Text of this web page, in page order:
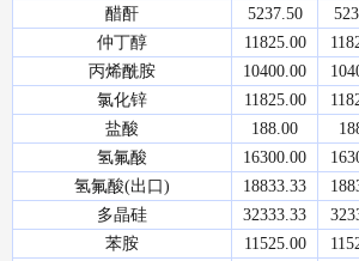
醋酐
5237.50
仲丁醇
11825.00
丙烯酰胺
10400.00
氯化锌
11825.00
盐酸
188.00
氢氟酸
16300.00
氢氟酸(出口)
18833.33
多晶硅
32333.33
苯胺
11525.00